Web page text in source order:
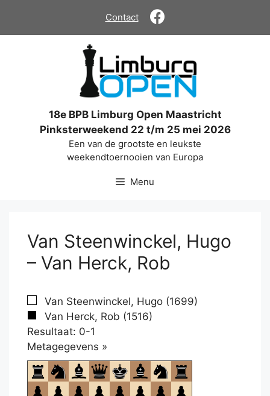
de
Contact
18e BPB Limburg Open Maastricht
Pinksterweekend 22 t/m 25 mei 2026
Een van de grootste en leukste
weekendtoernooien van Europa
Menu
Van Steenwinckel, Hugo
– Van Herck, Rob
Van Steenwinckel, Hugo (1699)
Van Herck, Rob (1516)
Resultaat: 0-1
Metagegevens »
om
te
openen.